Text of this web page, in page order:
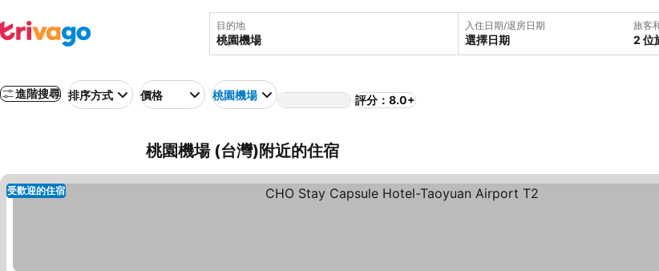
目的地 入住日期/退房日期
選擇日期
旅客
2 位
進階搜尋 排序方式 價格 桃園機場 評分：8.0+
桃園機場 (台灣)附近的住宿
受歡迎的住宿